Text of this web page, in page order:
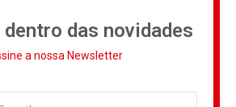
dentro das novidades
a nossa Newsletter